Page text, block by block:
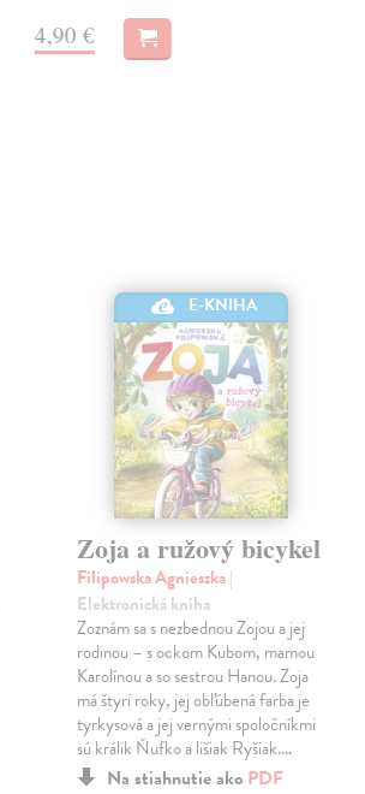
4,90 €
E-KNIHA
Zoja a ružový bicykel
Filipowska Agnieszka|
Elektronická kniha
Zoznám sa s nezbednou Zojou a jej
rodinou – s ockom Kubom, mamou
Karolínou a so sestrou Hanou. Zoja
má štyri roky, jej obľúbená farba je
tyrkysová a jej vernými spoločníkmi
sú králik Ňufko a lišiak Ryšiak.…
Na stiahnutie ako PDF